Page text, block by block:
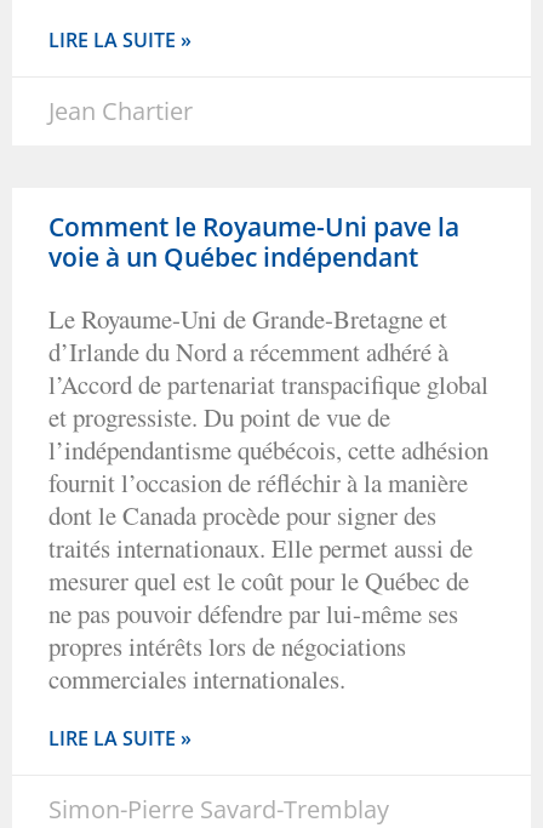
LIRE LA SUITE »
Jean Chartier
Comment le Royaume-Uni pave la
voie à un Québec indépendant
Le Royaume-Uni de Grande-Bretagne et
d’Irlande du Nord a récemment adhéré à
l’Accord de partenariat transpacifique global
et progressiste. Du point de vue de
l’indépendantisme québécois, cette adhésion
fournit l’occasion de réfléchir à la manière
dont le Canada procède pour signer des
traités internationaux. Elle permet aussi de
mesurer quel est le coût pour le Québec de
ne pas pouvoir défendre par lui-même ses
propres intérêts lors de négociations
commerciales internationales.
LIRE LA SUITE »
Simon-Pierre Savard-Tremblay